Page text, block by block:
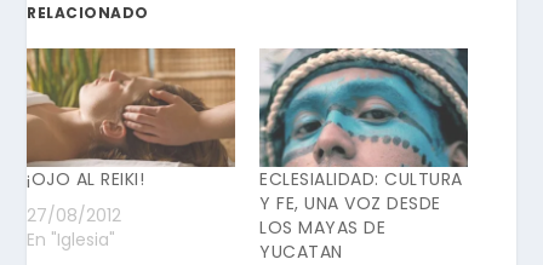
RELACIONADO
¡OJO AL REIKI!
27/08/2012
En "Iglesia"
ECLESIALIDAD: CULTURA
Y FE, UNA VOZ DESDE
LOS MAYAS DE
YUCATAN